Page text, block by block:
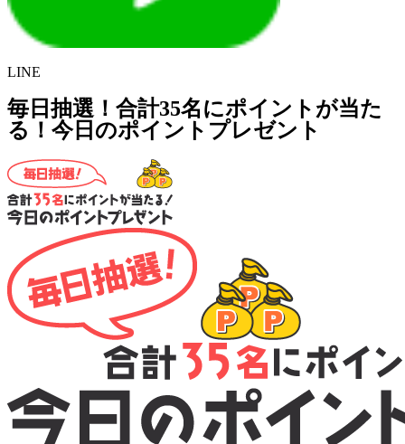
LINE
毎日抽選！合計35名にポイントが当た
る！今日のポイントプレゼント